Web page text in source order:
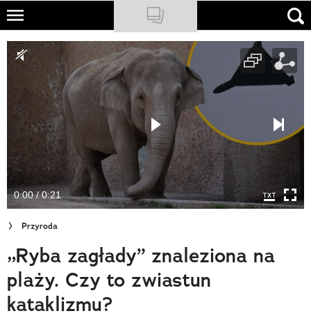
Skip
main
content
NATIONAL GEOGRAPHIC
TRAVELER
PODCASTY
Sklep
Newsletter
Cuda Polski
Wielki Konkurs Fotograficzny
Trendbook Podróżniczy
Polecane
0:00 / 0:21
Przyroda
„Ryba zagłady” znaleziona na
plaży. Czy to zwiastun
kataklizmu?